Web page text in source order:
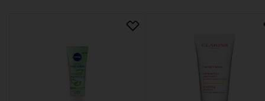
Rosenlundsgatan 50, 118 63 Stockholm, Sweden
Digitālā adrese
info@dermarome.se